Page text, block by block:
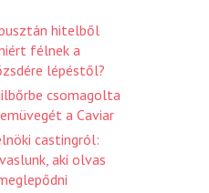
hitelből
félnek a
lépéstől?
csomagolta
a Caviar
castingról:
aki olvas